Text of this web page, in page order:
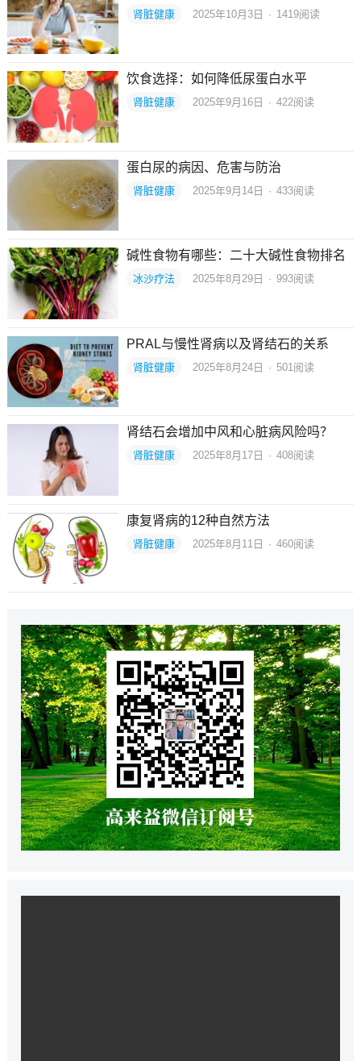
肾脏健康 2025年10月3日 · 1419阅读
饮食选择：如何降低尿蛋白水平
肾脏健康 2025年9月16日 · 422阅读
蛋白尿的病因、危害与防治
肾脏健康 2025年9月14日 · 433阅读
碱性食物有哪些：二十大碱性食物排名
冰沙疗法 2025年8月29日 · 993阅读
PRAL与慢性肾病以及肾结石的关系
肾脏健康 2025年8月24日 · 501 阅读
肾结石会增加中风和心脏病风险吗？
肾脏健康 2025年8月17日 · 408阅读
康复肾病的12种自然方法
肾脏健康 2025年8月11日 · 460阅读